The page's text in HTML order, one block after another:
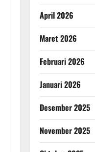
April 2026
Maret 2026
Februari 2026
Januari 2026
Desember 2025
November 2025